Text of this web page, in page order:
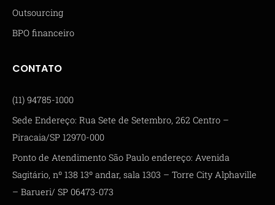
Outsourcing
BPO financeiro
CONTATO
(11) 94785-1000
Sede Endereço: Rua Sete de Setembro, 262 Centro –
Piracaia/SP 12970-000
Ponto de Atendimento São Paulo endereço: Avenida
Sagitário, nº 138 13º andar, sala 1303 – Torre City Alphaville
– Barueri/ SP 06473-073